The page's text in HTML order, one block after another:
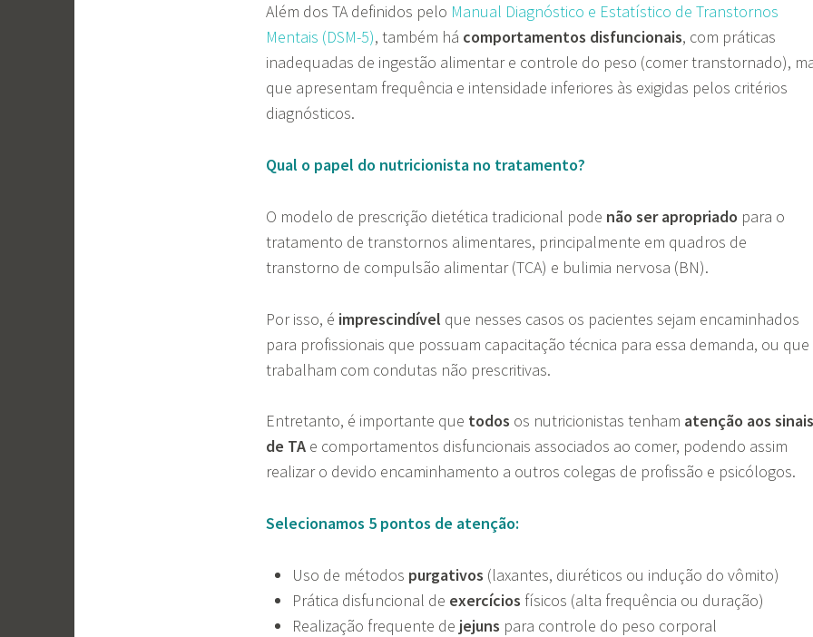
Além dos TA definidos pelo Manual Diagnóstico e Estatístico de Transtornos
Mentais (DSM-5), também há comportamentos disfuncionais, com práticas
inadequadas de ingestão alimentar e controle do peso (comer transtornado),
que apresentam frequência e intensidade inferiores às exigidas pelos critérios
diagnósticos.
Qual o papel do nutricionista no tratamento?
O modelo de prescrição dietética tradicional pode não ser apropriado para o
tratamento de transtornos alimentares, principalmente em quadros de
transtorno de compulsão alimentar (TCA) e bulimia nervosa (BN).
Por isso, é imprescindível que nesses casos os pacientes sejam encaminhados
para profissionais que possuam capacitação técnica para essa demanda, ou que
trabalham com condutas não prescritivas.
Entretanto, é importante que todos os nutricionistas tenham atenção aos sinais
de TA e comportamentos disfuncionais associados ao comer, podendo assim
realizar o devido encaminhamento a outros colegas de profissão e psicólogos.
Selecionamos 5 pontos de atenção:
Uso de métodos purgativos (laxantes, diuréticos ou indução do vômito)
Prática disfuncional de exercícios físicos (alta frequência ou duração)
Realização frequente de jejuns para controle do peso corporal